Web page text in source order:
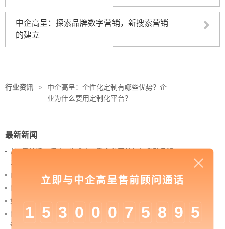
中企高呈：探索品牌数字营销，新搜索营销
的建立
行业资讯 >
中企高呈：个性化定制有哪些优势？企
业为什么要用定制化平台？
最新新闻
从 “黑神话：悟空” 的成功，看企业网站如何撬动品牌
力量
内容管理：媒体资讯网站搭建的隐藏大BOSS
网站进化的终极形态，你了解吗？
如何借助设计服务打造超级品牌？
网站上线后，如何做好运营工作，让网站持续具备竞
争力？
立即与中企高呈售前顾问通话
1 5 3 0 0 0 7 5 8 9 5